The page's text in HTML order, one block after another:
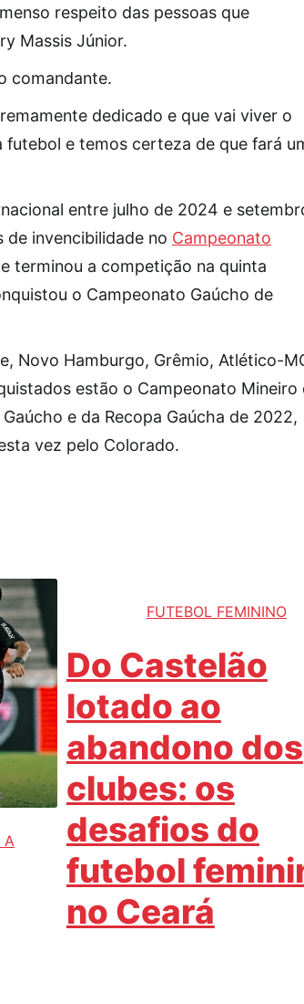
respeito das pessoas que
Massis Júnior.
comandante.
dedicado e que vai viver o
futebol e temos certeza de que fará
entre julho de 2024 e
de invencibilidade no Campeonato
terminou a competição na quinta
o Campeonato Gaúcho de
Novo Hamburgo, Grêmio, Atlético-
estão o Campeonato Mineiro
e da Recopa Gaúcha de 2022,
vez pelo Colorado.
A
FUTEBOL FEMININO
Do Castelão
lotado ao
abandono dos
clubes: os
desafios do
futebol
no Ceará